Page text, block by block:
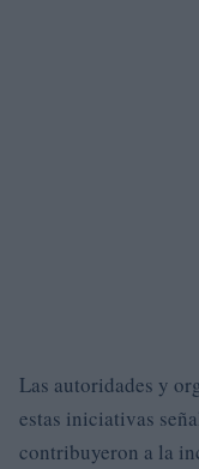
Las autoridades y
estas iniciativas
contribuyeron a la